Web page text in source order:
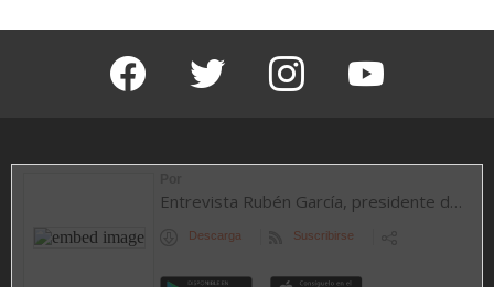
facebook twitter instagram